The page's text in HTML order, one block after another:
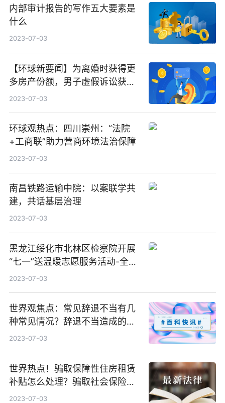
内部审计报告的写作五大要素是
什么
2023-07-03
【环球新要闻】为离婚时获得更
多房产份额，男子虚假诉讼获刑
半年
2023-07-03
环球观热点：四川崇州：“法院
+工商联”助力营商环境法治保障
2023-07-03
南昌铁路运输中院：以案联学共
建，共话基层治理
2023-07-03
黑龙江绥化市北林区检察院开展
“七一”送温暖志愿服务活动-全球
播报
2023-07-03
世界观焦点：常见辞退不当有几
种常见情况？辞退不当造成的后
果有哪些？
2023-07-03
世界热点！骗取保障性住房租赁
补贴怎么处理？骗取社会保险补
贴的行为有哪些？
2023-07-03